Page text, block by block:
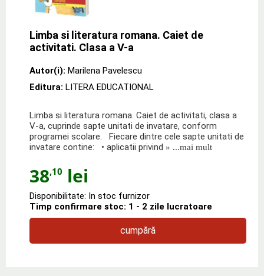
Limba si literatura romana. Caiet de
activitati. Clasa a V-a
Autor(i): Marilena Pavelescu
Editura: LITERA EDUCATIONAL
Limba si literatura romana. Caiet de activitati, clasa a
V-a, cuprinde sapte unitati de invatare, conform
programei scolare. Fiecare dintre cele sapte unitati de
invatare contine: • aplicatii privind » ...mai mult
38,10 lei
Disponibilitate: In stoc furnizor
Timp confirmare stoc: 1 - 2 zile lucratoare
cumpără